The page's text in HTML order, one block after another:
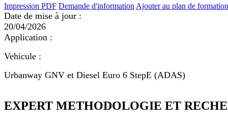
Impression PDF Demande d'information Ajouter au plan de formation
Date de mise à jour :
20/04/2026
Application :
Vehicule :
Urbanway GNV et Diesel Euro 6 StepE (ADAS)
EXPERT METHODOLOGIE ET